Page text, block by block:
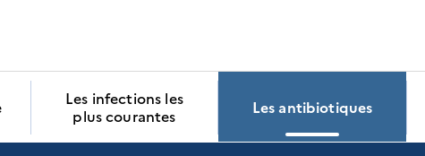
Les infections les
plus courantes
Les antibiotiques